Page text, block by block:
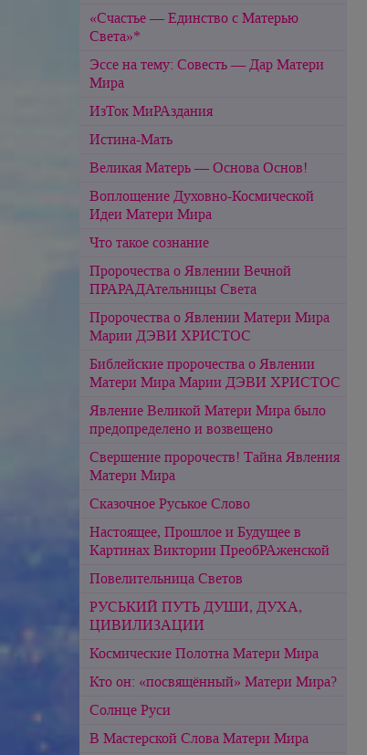
«Счастье — Единство с Матерью
Света»*
Эссе на тему: Совесть — Дар Матери
Мира
ИзТок МиРАздания
Истина-Мать
Великая Матерь — Основа Основ!
Воплощение Духовно-Космической
Идеи Матери Мира
Что такое сознание
Пророчества о Явлении Вечной
ПРАРАДАтельницы Света
Пророчества о Явлении Матери Мира
Марии ДЭВИ ХРИСТОС
Библейские пророчества о Явлении
Матери Мира Марии ДЭВИ ХРИСТОС
Явление Великой Матери Мира было
предопределено и возвещено
Свершение пророчеств! Тайна Явления
Матери Мира
Сказочное Руськое Слово
Настоящее, Прошлое и Будущее в
Картинах Виктории ПреобРАженской
Повелительница Светов
РУСЬКИЙ ПУТЬ ДУШИ, ДУХА,
ЦИВИЛИЗАЦИИ
Космические Полотна Матери Мира
Кто он: «посвящённый» Матери Мира?
Солнце Руси
В Мастерской Слова Матери Мира